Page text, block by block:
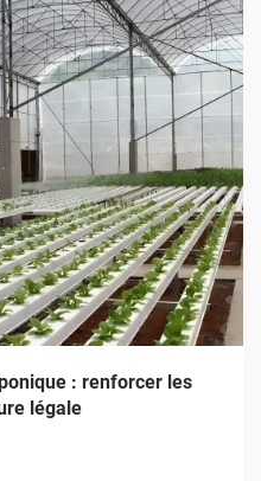
: renforcer les
légale